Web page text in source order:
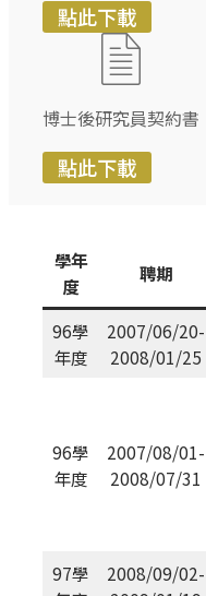
點此下載
博士後研究員契約書
點此下載
學年
度
聘期
96學
年度
2007/06/20-
2008/01/25
96學
年度
2007/08/01-
2008/07/31
97學
2008/09/02-